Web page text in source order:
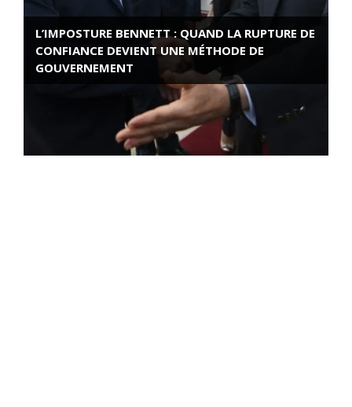
L’IMPOSTURE BENNETT : QUAND LA RUPTURE DE
CONFIANCE DEVIENT UNE MÉTHODE DE
GOUVERNEMENT
ROSE VALLAND, HEROÏNE DE LA RESISTANCE